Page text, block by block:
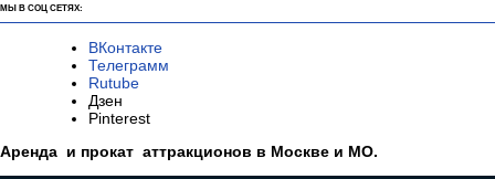
МЫ В СОЦ СЕТЯХ:
ВКонтакте
Телеграмм
Rutube
Дзен
Pinterest
Аренда и прокат аттракционов в Москве и МО.